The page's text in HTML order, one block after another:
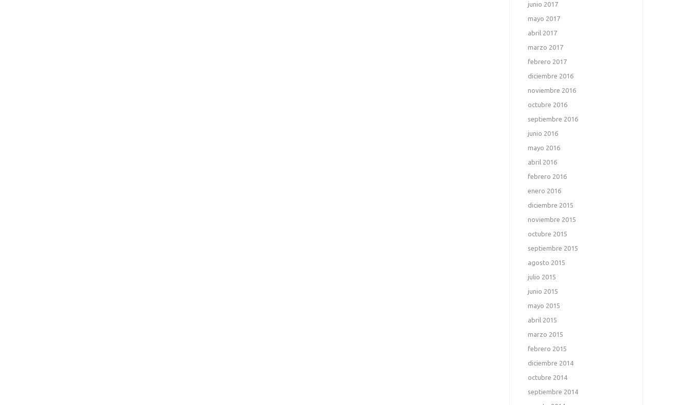
junio 2017
mayo 2017
abril 2017
marzo 2017
febrero 2017
diciembre 2016
noviembre 2016
octubre 2016
septiembre 2016
junio 2016
mayo 2016
abril 2016
febrero 2016
enero 2016
diciembre 2015
noviembre 2015
octubre 2015
septiembre 2015
agosto 2015
julio 2015
junio 2015
mayo 2015
abril 2015
marzo 2015
febrero 2015
diciembre 2014
octubre 2014
septiembre 2014